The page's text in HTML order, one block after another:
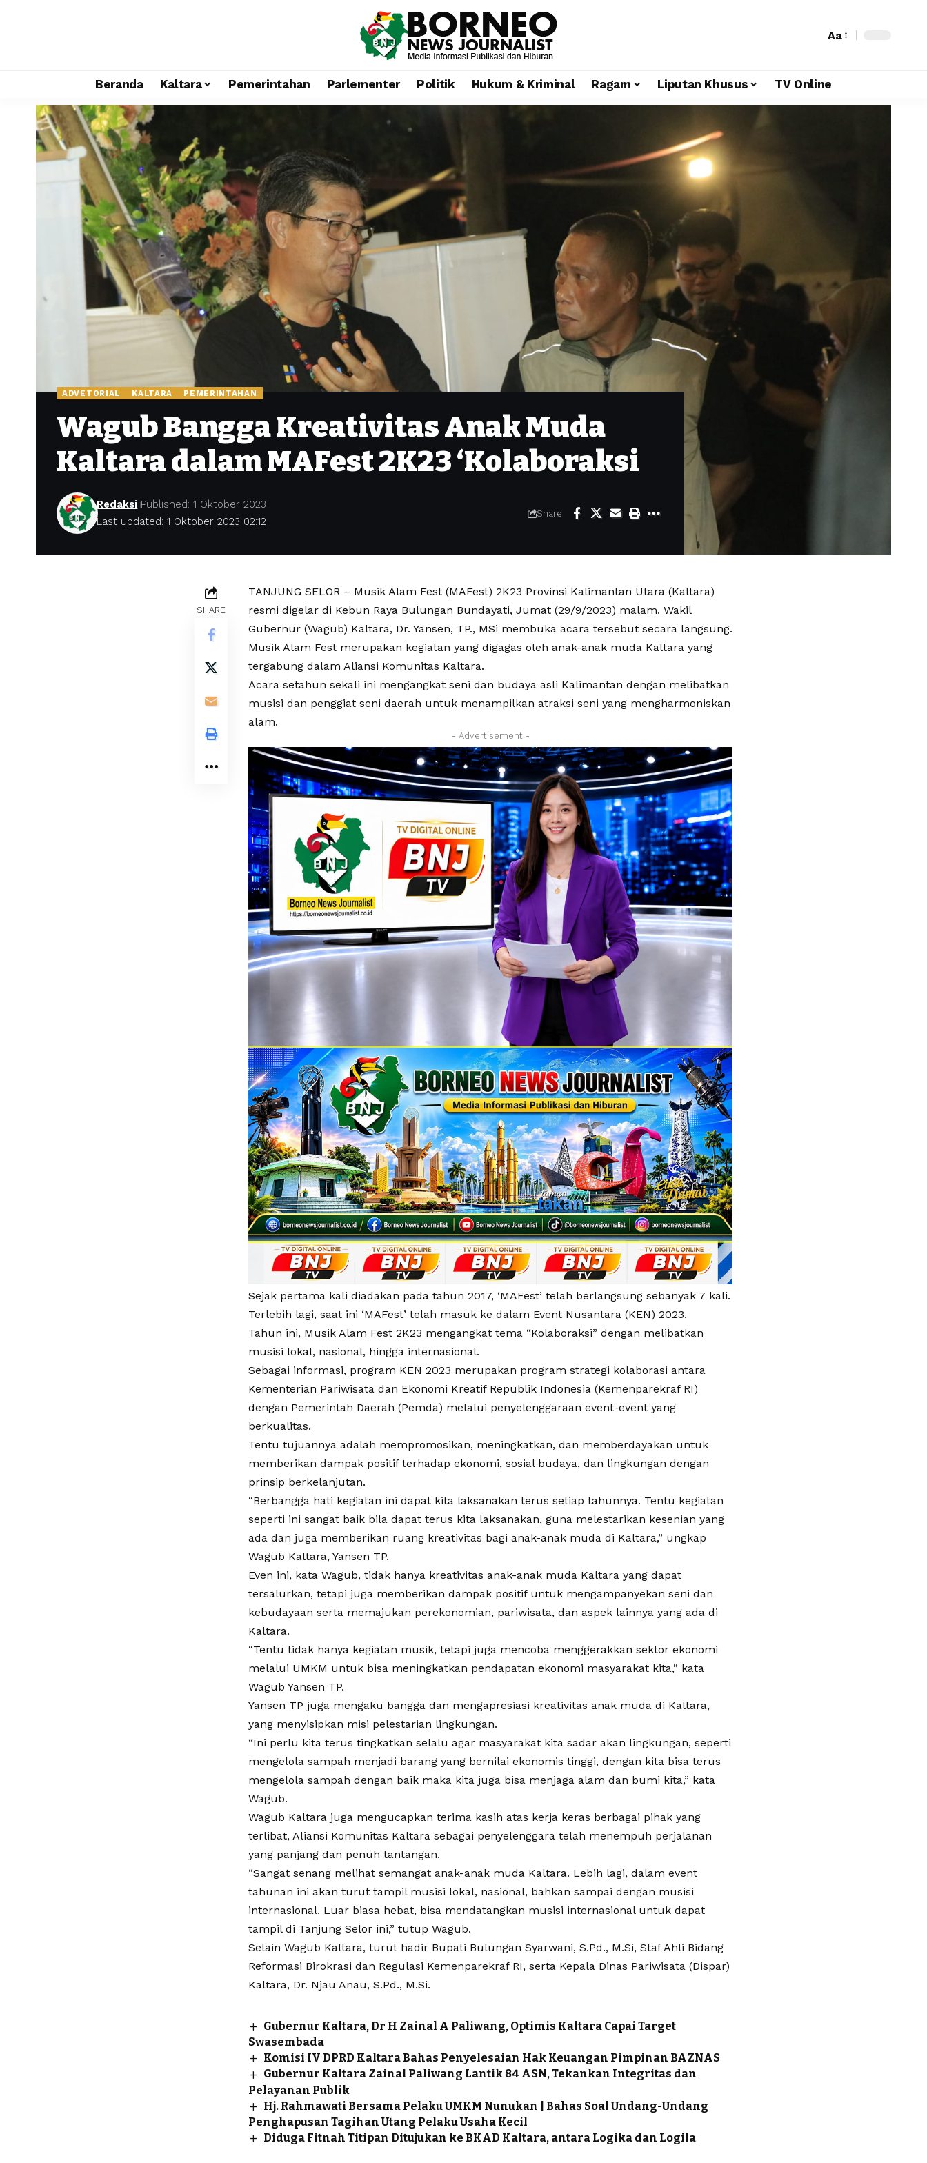
Aa
Beranda Kaltara Pemerintahan Parlementer Politik Hukum & Kriminal Ragam Liputan Khusus TV Online
ADVETORIAL KALTARA PEMERINTAHAN
Wagub Bangga Kreativitas Anak Muda
Kaltara dalam MAFest 2K23 ‘Kolaboraksi
Last updated: 1 Oktober 2023 02:12
Redaksi Published: 1 Oktober 2023
Share
SHARE
TANJUNG SELOR – Musik Alam Fest (MAFest) 2K23 Provinsi Kalimantan Utara (Kaltara)
resmi digelar di Kebun Raya Bulungan Bundayati, Jumat (29/9/2023) malam. Wakil
Gubernur (Wagub) Kaltara, Dr. Yansen, TP., MSi membuka acara tersebut secara langsung.
Musik Alam Fest merupakan kegiatan yang digagas oleh anak-anak muda Kaltara yang
tergabung dalam Aliansi Komunitas Kaltara.
Acara setahun sekali ini mengangkat seni dan budaya asli Kalimantan dengan melibatkan
musisi dan penggiat seni daerah untuk menampilkan atraksi seni yang mengharmoniskan
alam.
- Advertisement -
Sejak pertama kali diadakan pada tahun 2017, ‘MAFest’ telah berlangsung sebanyak 7 kali.
Terlebih lagi, saat ini ‘MAFest’ telah masuk ke dalam Event Nusantara (KEN) 2023.
Tahun ini, Musik Alam Fest 2K23 mengangkat tema “Kolaboraksi” dengan melibatkan
musisi lokal, nasional, hingga internasional.
Sebagai informasi, program KEN 2023 merupakan program strategi kolaborasi antara
Kementerian Pariwisata dan Ekonomi Kreatif Republik Indonesia (Kemenparekraf RI)
dengan Pemerintah Daerah (Pemda) melalui penyelenggaraan event-event yang
berkualitas.
Tentu tujuannya adalah mempromosikan, meningkatkan, dan memberdayakan untuk
memberikan dampak positif terhadap ekonomi, sosial budaya, dan lingkungan dengan
prinsip berkelanjutan.
“Berbangga hati kegiatan ini dapat kita laksanakan terus setiap tahunnya. Tentu kegiatan
seperti ini sangat baik bila dapat terus kita laksanakan, guna melestarikan kesenian yang
ada dan juga memberikan ruang kreativitas bagi anak-anak muda di Kaltara,” ungkap
Wagub Kaltara, Yansen TP.
Even ini, kata Wagub, tidak hanya kreativitas anak-anak muda Kaltara yang dapat
tersalurkan, tetapi juga memberikan dampak positif untuk mengampanyekan seni dan
kebudayaan serta memajukan perekonomian, pariwisata, dan aspek lainnya yang ada di
Kaltara.
“Tentu tidak hanya kegiatan musik, tetapi juga mencoba menggerakkan sektor ekonomi
melalui UMKM untuk bisa meningkatkan pendapatan ekonomi masyarakat kita,” kata
Wagub Yansen TP.
Yansen TP juga mengaku bangga dan mengapresiasi kreativitas anak muda di Kaltara,
yang menyisipkan misi pelestarian lingkungan.
“Ini perlu kita terus tingkatkan selalu agar masyarakat kita sadar akan lingkungan, seperti
mengelola sampah menjadi barang yang bernilai ekonomis tinggi, dengan kita bisa terus
mengelola sampah dengan baik maka kita juga bisa menjaga alam dan bumi kita,” kata
Wagub.
Wagub Kaltara juga mengucapkan terima kasih atas kerja keras berbagai pihak yang
terlibat, Aliansi Komunitas Kaltara sebagai penyelenggara telah menempuh perjalanan
yang panjang dan penuh tantangan.
“Sangat senang melihat semangat anak-anak muda Kaltara. Lebih lagi, dalam event
tahunan ini akan turut tampil musisi lokal, nasional, bahkan sampai dengan musisi
internasional. Luar biasa hebat, bisa mendatangkan musisi internasional untuk dapat
tampil di Tanjung Selor ini,” tutup Wagub.
Selain Wagub Kaltara, turut hadir Bupati Bulungan Syarwani, S.Pd., M.Si, Staf Ahli Bidang
Reformasi Birokrasi dan Regulasi Kemenparekraf RI, serta Kepala Dinas Pariwisata (Dispar)
Kaltara, Dr. Njau Anau, S.Pd., M.Si.
Gubernur Kaltara, Dr H Zainal A Paliwang, Optimis Kaltara Capai Target
Swasembada
Komisi IV DPRD Kaltara Bahas Penyelesaian Hak Keuangan Pimpinan BAZNAS
Gubernur Kaltara Zainal Paliwang Lantik 84 ASN, Tekankan Integritas dan
Pelayanan Publik
Hj. Rahmawati Bersama Pelaku UMKM Nunukan | Bahas Soal Undang-Undang
Penghapusan Tagihan Utang Pelaku Usaha Kecil
Diduga Fitnah Titipan Ditujukan ke BKAD Kaltara, antara Logika dan Logila